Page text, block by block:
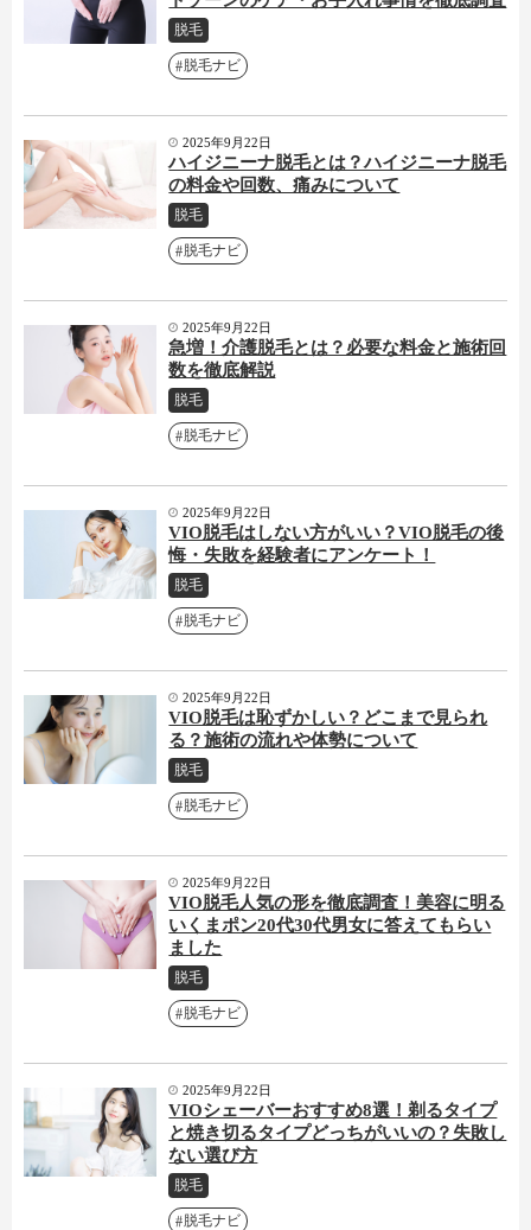
脱毛
脱毛ナビ
2025年9月22日
ハイジニーナ脱毛とは？ハイジニーナ脱毛
の料金や回数、痛みについて
脱毛
脱毛ナビ
2025年9月22日
急増！介護脱毛とは？必要な料金と施術回
数を徹底解説
脱毛
脱毛ナビ
2025年9月22日
VIO脱毛はしない方がいい？VIO脱毛の後
悔・失敗を経験者にアンケート！
脱毛
脱毛ナビ
2025年9月22日
VIO脱毛は恥ずかしい？どこまで見られ
る？施術の流れや体勢について
脱毛
脱毛ナビ
2025年9月22日
VIO脱毛人気の形を徹底調査！美容に明る
いくまポン20代30代男女に答えてもらい
ました
脱毛
脱毛ナビ
2025年9月22日
VIOシェーバーおすすめ8選！剃るタイプ
と焼き切るタイプどっちがいいの？失敗し
ない選び方
脱毛
脱毛ナビ